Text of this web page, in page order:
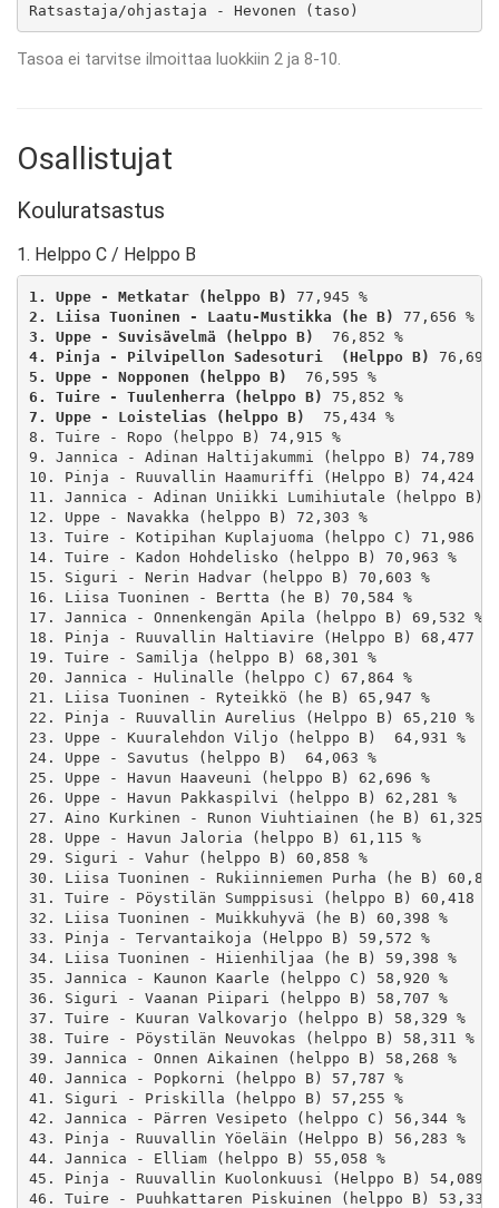
Ratsastaja/ohjastaja - Hevonen (taso)
Tasoa ei tarvitse ilmoittaa luokkiin 2 ja 8-10.
Osallistujat
Kouluratsastus
1. Helppo C / Helppo B
1. Uppe - Metkatar (helppo B)
77,945 %
2. Liisa Tuoninen - Laatu-Mustikka (he B)
77,656 %
3. Uppe - Suvisävelmä (helppo B)
76,852 %
4. Pinja - Pilvipellon Sadesoturi  (Helppo B)
5. Uppe - Nopponen (helppo B)
76,595 %
6. Tuire - Tuulenherra (helppo B)
75,852 %
7. Uppe - Loistelias (helppo B)
75,434 %
8. Tuire - Ropo (helppo B) 74,915 %
9. Jannica - Adinan Haltijakummi (helppo B) 74,789 %
10. Pinja - Ruuvallin Haamuriffi (Helppo B) 74,424 %
11. Jannica - Adinan Uniikki Lumihiutale (helppo B)
12. Uppe - Navakka (helppo B) 72,303 %
13. Tuire - Kotipihan Kuplajuoma (helppo C) 71,986 %
14. Tuire - Kadon Hohdelisko (helppo B) 70,963 %
15. Siguri - Nerin Hadvar (helppo B) 70,603 %
16. Liisa Tuoninen - Bertta (he B) 70,584 %
17. Jannica - Onnenkengän Apila (helppo B) 69,532 %
18. Pinja - Ruuvallin Haltiavire (Helppo B) 68,477 %
19. Tuire - Samilja (helppo B) 68,301 %
20. Jannica - Hulinalle (helppo C) 67,864 %
21. Liisa Tuoninen - Ryteikkö (he B) 65,947 %
22. Pinja - Ruuvallin Aurelius (Helppo B) 65,210 %
23. Uppe - Kuuralehdon Viljo (helppo B)  64,931 %
24. Uppe - Savutus (helppo B)  64,063 %
25. Uppe - Havun Haaveuni (helppo B) 62,696 %
26. Uppe - Havun Pakkaspilvi (helppo B) 62,281 %
27. Aino Kurkinen - Runon Viuhtiainen (he B) 61,325
28. Uppe - Havun Jaloria (helppo B) 61,115 %
29. Siguri - Vahur (helppo B) 60,858 %
30. Liisa Tuoninen - Rukiinniemen Purha (he B) 60,827
31. Tuire - Pöystilän Sumppisusi (helppo B) 60,418 %
32. Liisa Tuoninen - Muikkuhyvä (he B) 60,398 %
33. Pinja - Tervantaikoja (Helppo B) 59,572 %
34. Liisa Tuoninen - Hiienhiljaa (he B) 59,398 %
35. Jannica - Kaunon Kaarle (helppo C) 58,920 %
36. Siguri - Vaanan Piipari (helppo B) 58,707 %
37. Tuire - Kuuran Valkovarjo (helppo B) 58,329 %
38. Tuire - Pöystilän Neuvokas (helppo B) 58,311 %
39. Jannica - Onnen Aikainen (helppo B) 58,268 %
40. Jannica - Popkorni (helppo B) 57,787 %
41. Siguri - Priskilla (helppo B) 57,255 %
42. Jannica - Pärren Vesipeto (helppo C) 56,344 %
43. Pinja - Ruuvallin Yöeläin (Helppo B) 56,283 %
44. Jannica - Elliam (helppo B) 55,058 %
45. Pinja - Ruuvallin Kuolonkuusi (Helppo B) 54,089
46. Tuire - Puuhkattaren Piskuinen (helppo B) 53,331